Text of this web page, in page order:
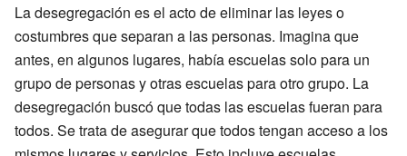
La desegregación es el acto de eliminar las leyes o
costumbres que separan a las personas. Imagina que
antes, en algunos lugares, había escuelas solo para un
grupo de personas y otras escuelas para otro grupo. La
desegregación buscó que todas las escuelas fueran para
todos. Se trata de asegurar que todos tengan acceso a los